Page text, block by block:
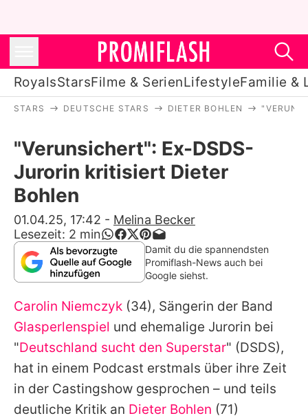
RoyalsStarsFilme & SerienLifestyleFamilie &
Stars
Filme & Serien
Lifestyle
Familie & Liebe
Promiflash Exklusiv
Alle Themen auf Promiflash
Jobs
App runterladen
Team
STARS DEUTSCHE STARS DIETER BOHLEN
"Verunsichert": Ex-DSDS-
Jurorin kritisiert Dieter
Bohlen
01.04.25, 17:42 - Melina Becker
Lesezeit: 2 min
Damit du die spannendsten
Promiflash-News auch bei
Google siehst.
Carolin Niemczyk (34), Sängerin der Band
Glasperlenspiel und ehemalige Jurorin bei
"Deutschland sucht den Superstar" (DSDS),
hat in einem Podcast erstmals über ihre Zeit
in der Castingshow gesprochen – und teils
deutliche Kritik an Dieter Bohlen (71)